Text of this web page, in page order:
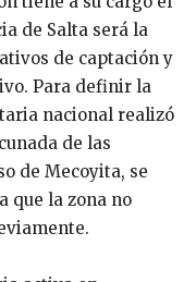
de Salta será la
de captación y
Para definir la
nacional realizó
de las
de Mecoyita, se
que la zona no